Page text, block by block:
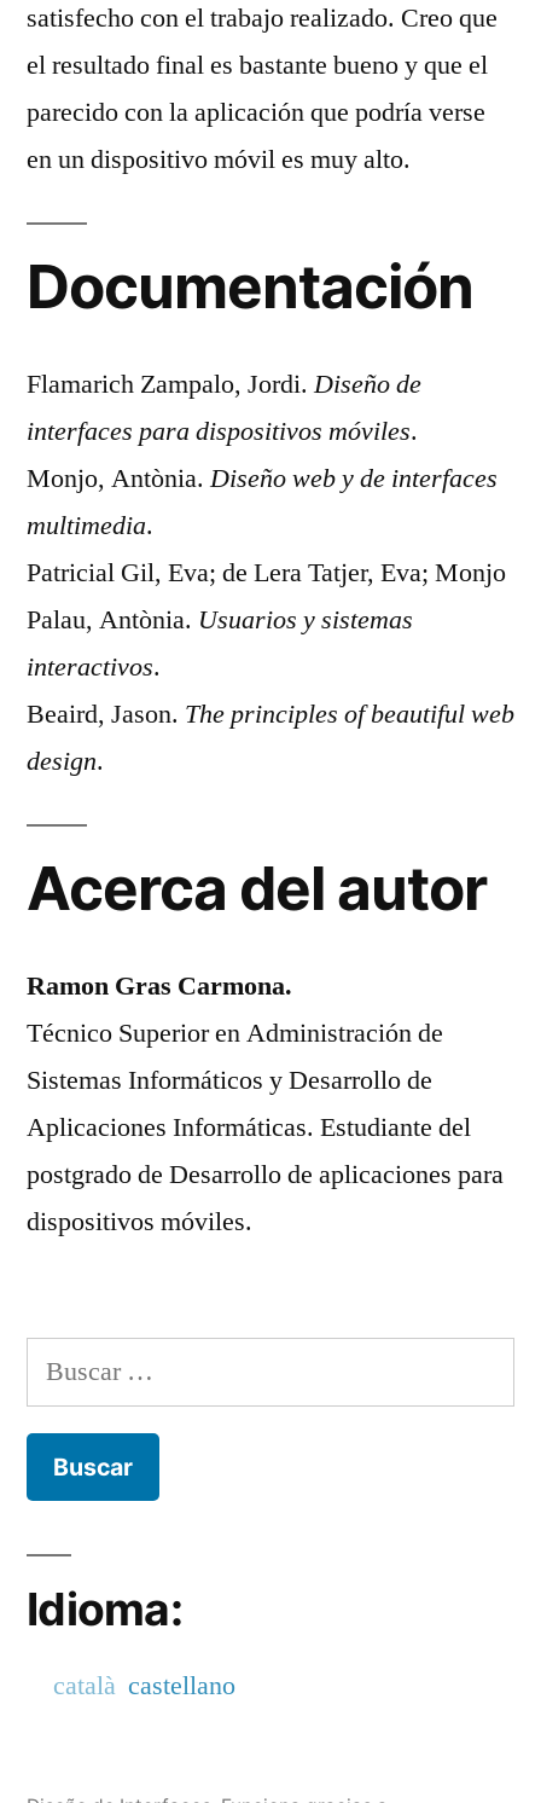
satisfecho con el trabajo realizado. Creo que
el resultado final es bastante bueno y que el
parecido con la aplicación que podría verse
en un dispositivo móvil es muy alto.
Documentación
Flamarich Zampalo, Jordi.Diseño de
interfaces para dispositivos móviles.
Monjo, Antònia.Diseño web y de interfaces
multimedia.
Patricial Gil, Eva; de Lera Tatjer, Eva; Monjo
Palau, Antònia. Usuarios y sistemas
interactivos.
Beaird, Jason. The principles of beautiful web
design.
Acerca del autor
Ramon Gras Carmona.
Técnico Superior en Administración de
Sistemas Informáticos y Desarrollo de
Aplicaciones Informáticas. Estudiante del
postgrado de Desarrollo de aplicaciones para
dispositivos móviles.
Buscar:
Idioma:
català castellano